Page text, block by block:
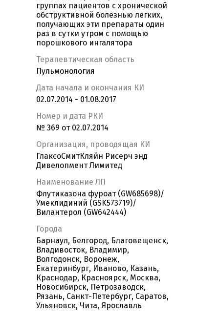
группах пациентов с хронической
обструктивной болезнью легких,
получающих эти препараты один
раз в сутки утром с помощью
порошкового ингалятора
Терапевтическая область
Пульмонология
Дата начала и окончания КИ
02.07.2014 - 01.08.2017
Номер и дата РКИ
№ 369 от 02.07.2014
Организация, проводящая КИ
ГлаксоСмитКляйн Рисерч энд
Дивелопмент Лимитед
Наименование ЛП
Флутиказона фуроат (GW685698)/
Умеклидиний (GSK573719)/
Вилантерол (GW642444)
Города
Барнаул, Белгород, Благовещенск,
Владивосток, Владимир,
Волгодонск, Воронеж,
Екатеринбург, Иваново, Казань,
Краснодар, Красноярск, Москва,
Новосибирск, Петрозаводск,
Рязань, Санкт-Петербург, Саратов,
Ульяновск, Чита, Ярославль